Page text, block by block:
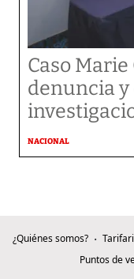
Caso
denuncia
NACIONAL
¿Quiénes somos?
Puntos de